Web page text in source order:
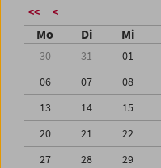
<< <
Mo Di Mi
30 31 01
06
07 08
13
14 15
20
21 22
27
28 29